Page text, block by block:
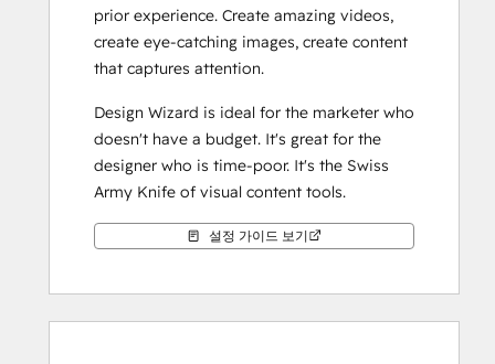
prior experience. Create amazing videos,
create eye-catching images, create content
that captures attention.
Design Wizard is ideal for the marketer who
doesn't have a budget. It's great for the
designer who is time-poor. It's the Swiss
Army Knife of visual content tools.
설정 가이드 보기